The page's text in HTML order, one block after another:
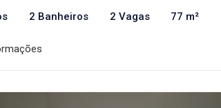
2 Banheiros 2 Vagas 77 m²